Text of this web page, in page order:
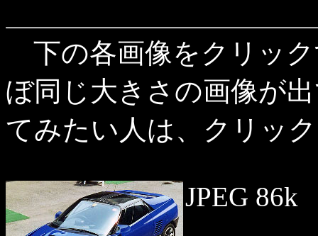
下の各画像をクリッ
ぼ同じ大きさの画像が
てみたい人は、クリッ
JPEG 86k